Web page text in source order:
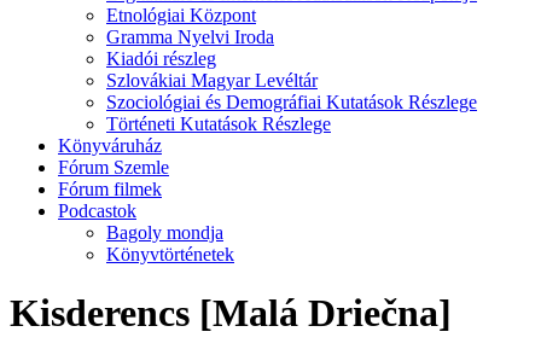
Etnológiai Központ
Gramma Nyelvi Iroda
Kiadói részleg
Szlovákiai Magyar Levéltár
Szociológiai és Demográfiai Kutatások Részlege
Történeti Kutatások Részlege
Könyváruház
Fórum Szemle
Fórum filmek
Podcastok
Bagoly mondja
Könyvtörténetek
Kisderencs [Malá Driečna]